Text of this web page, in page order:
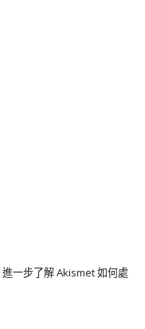
進一步了解 Akismet 如何處